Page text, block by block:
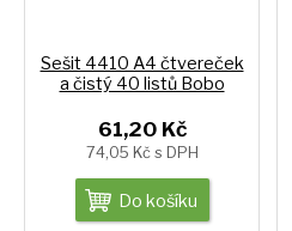
Sešit 4410 A4 čtvereček
a čistý 40 listů Bobo
61,20 Kč
74,05 Kč s DPH
Do košíku